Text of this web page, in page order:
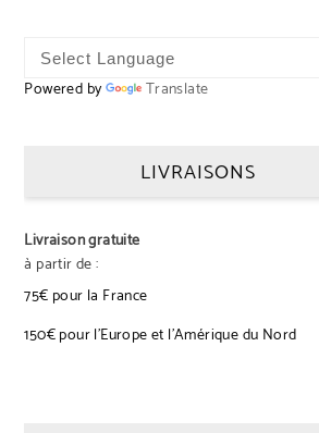
Powered by Translate
LIVRAISONS
Livraison gratuite
à partir de :
75€ pour la France
150€ pour l’Europe et l’Amérique du Nord